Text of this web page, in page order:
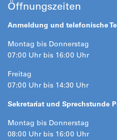
Öffnungszeiten
Anmeldung und telefonische
Montag bis Donnerstag
07:00 Uhr bis 16:00 Uhr
Freitag
07:00 Uhr bis 14:30 Uhr
Sekretariat und Sprechstunde
Montag bis Donnerstag
08:00 Uhr bis 16:00 Uhr